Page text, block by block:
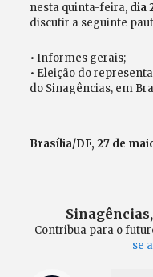
nesta quinta-feira, dia
discutir a seguinte
• Informes gerais;
• Eleição do
do Sinagências, em
Brasília/DF, 27 de
Contribua para o
se